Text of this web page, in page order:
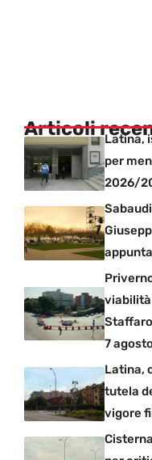
Articoli
Latina,
per
2026/
viabilità
7
Latina,
tutela
vigore